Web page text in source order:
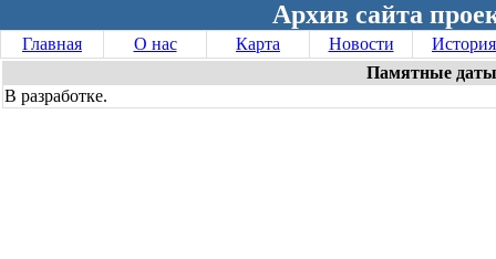
Архив сайта
Главная О нас Карта Новости
История
Памятные
В разработке.